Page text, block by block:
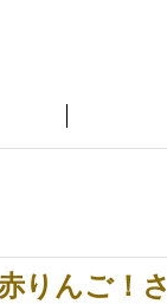
りんご！